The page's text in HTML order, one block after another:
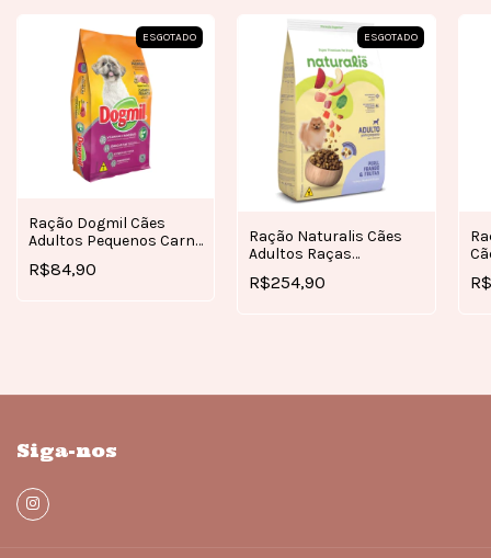
ESGOTADO
Ração Dogmil Cães
Adultos Pequenos Carne
e Frango 10,1kg
R$84,90
ESGOTADO
Ração Naturalis Cães
Adultos Raças
Pequenas Frango, Peru
e Frutas 15KG
R$254,90
Siga-nos